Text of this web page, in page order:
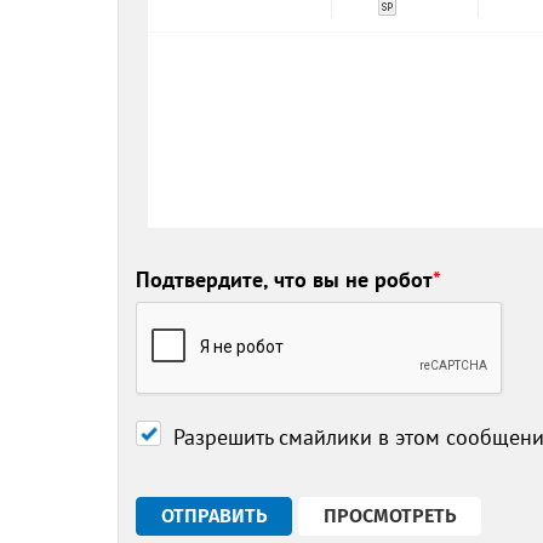
Подтвердите, что вы не робот*
Разрешить смайлики в этом